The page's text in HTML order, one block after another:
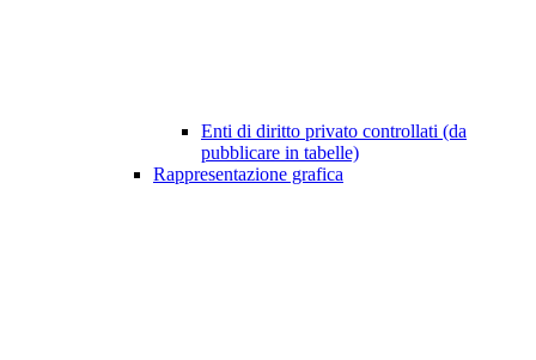
Enti di diritto privato controllati (da
pubblicare in tabelle)
Rappresentazione grafica